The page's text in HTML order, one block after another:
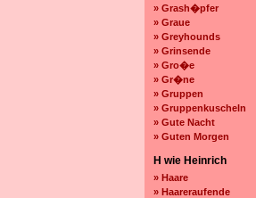
» Grash�pfer
» Graue
» Greyhounds
» Grinsende
» Gro�e
» Gr�ne
» Gruppen
» Gruppenkuscheln
» Gute Nacht
» Guten Morgen
H wie Heinrich
» Haare
» Haareraufende